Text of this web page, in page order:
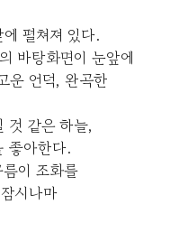
펼쳐져 있다.
바탕화면이 눈앞에
운 언덕, 완곡한
것 같은 하늘,
좋아한다.
이 조화를
시나마